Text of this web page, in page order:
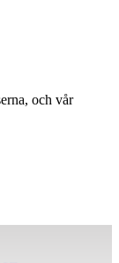
och vår